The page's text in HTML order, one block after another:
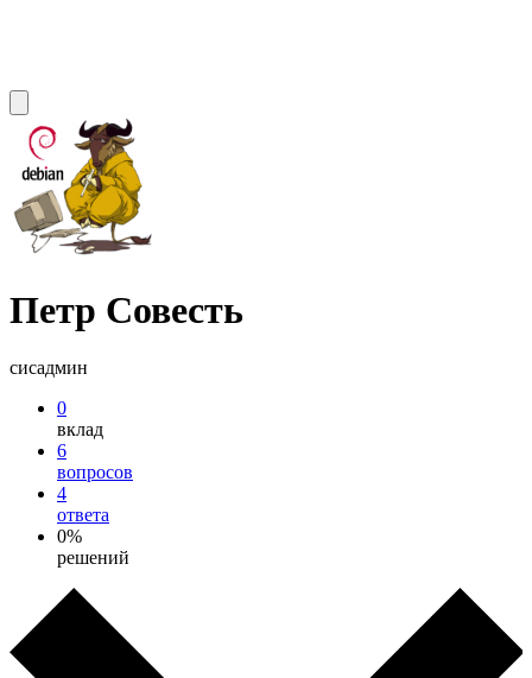
Петр Совесть
сисадмин
0
вклад
6
вопросов
4
ответа
0%
решений